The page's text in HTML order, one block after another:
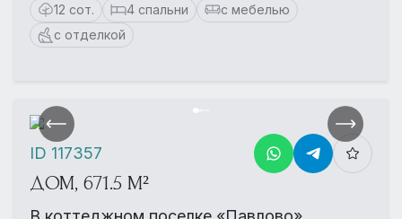
12 сот. 4 спальни
с мебелью
с отделкой
ДОМ, 671.5 М²
ID 117357